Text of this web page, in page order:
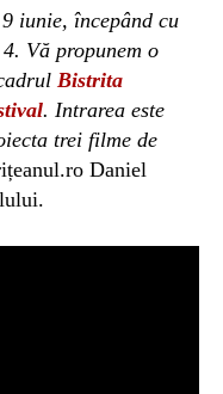
9 iunie, începând cu
4. Vă propunem o
Bistrita
. Intrarea este
a trei filme de
Daniel